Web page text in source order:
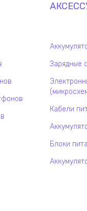
Зарядные
Кабели
Блоки